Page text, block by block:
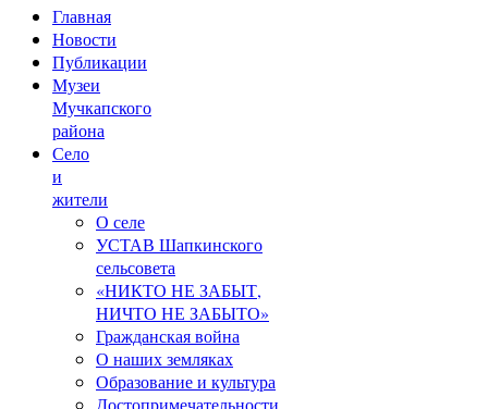
Главная
Новости
Публикации
Музеи
Мучкапского
района
Село
и
жители
О селе
УСТАВ Шапкинского
сельсовета
«НИКТО НЕ ЗАБЫТ,
НИЧТО НЕ ЗАБЫТО»
Гражданская война
О наших земляках
Образование и культура
Достопримечательности